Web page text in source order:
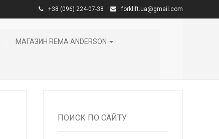
+38 (096) 224-07-38 forklift.ua@gmail.com
МАГАЗИН REMA ANDERSON
ПОИСК ПО САЙТУ